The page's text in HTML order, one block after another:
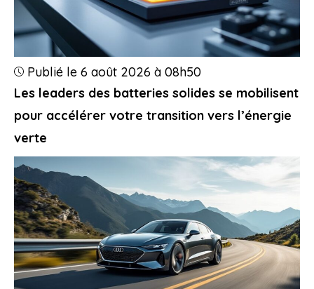
Les leaders des batteries solides se mobilisent
pour accélérer votre transition vers l’énergie
verte
Publié le 6 août 2026 à 08h50